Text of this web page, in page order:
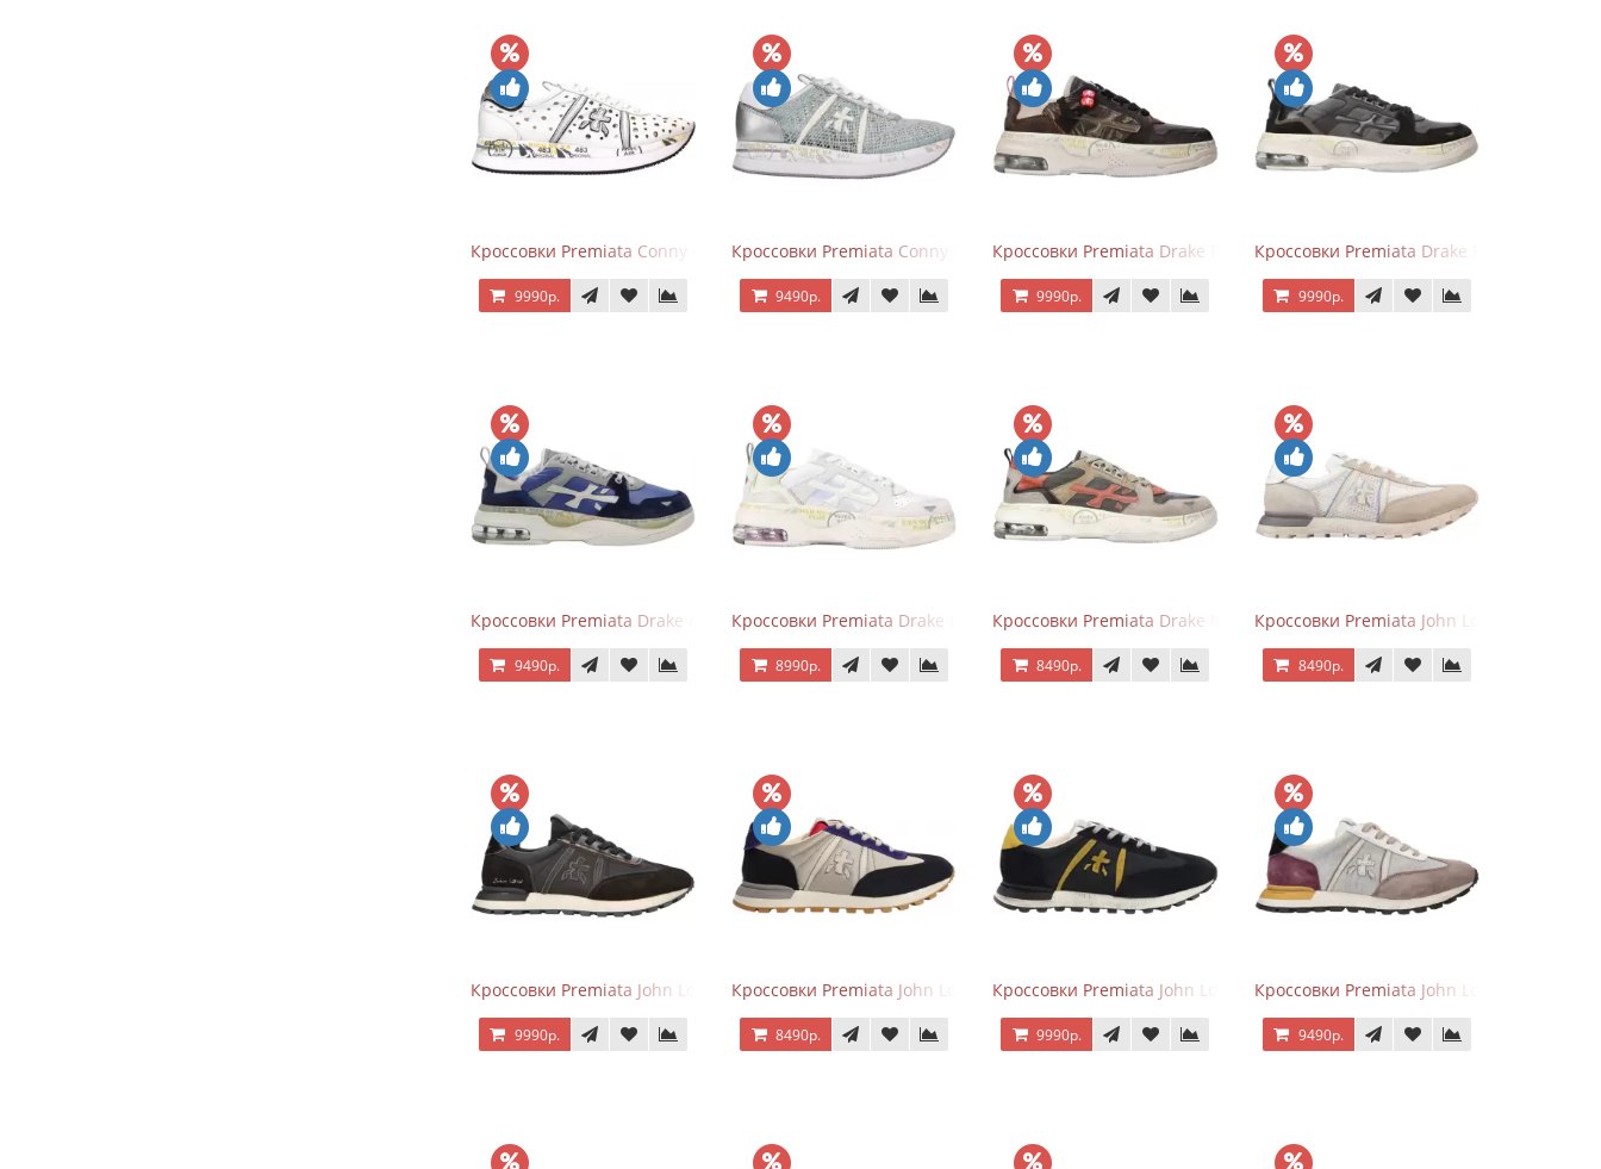
Кроссовки Premiata Conny Perforated White
9990р.
Кроссовки Premiata Conny Lace Blue Silver
9490р.
Кроссовки Premiata Drake Black Brown
9990р.
Кроссовки Premiata Drake Black Gray
9990р.
Кроссовки Premiata Drake синие с серым
9490р.
Кроссовки Premiata Drake Light Beige Silver
8990р.
Кроссовки Premiata Drake Multi
8490р.
Кроссовки Premiata John Low Beige
8490р.
Кроссовки Premiata John Low черные
9990р.
Кроссовки Premiata John Low черные с серым
8490р.
Кроссовки Premiata John Low черные с желтым
9990р.
Кроссовки Premiata John Low Gray Brown
9490р.